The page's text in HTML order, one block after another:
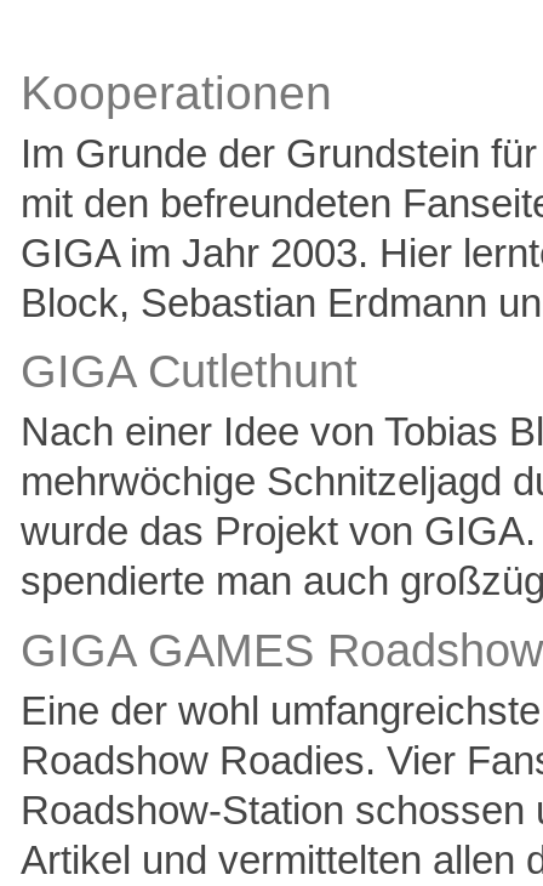
Kooperationen
Im Grunde der Grundstein
mit den befreundeten
GIGA im Jahr 2003. Hier
Block, Sebastian Erdmann
GIGA Cutlethunt
Nach einer Idee von Tobias
mehrwöchige Schnitzeljagd
wurde das Projekt von
spendierte man auch
GIGA GAMES
Eine der wohl
Roadshow Roadies. Vier
Roadshow-Station schossen
Artikel und vermittelten allen